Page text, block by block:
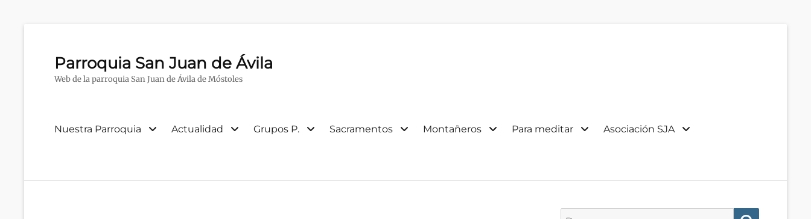
Parroquia San Juan de Ávila
Web de la parroquia San Juan de Ávila de Móstoles
Menú
Nuestra Parroquia Actualidad Grupos P. Sacramentos Montañeros Para meditar Asociación SJA